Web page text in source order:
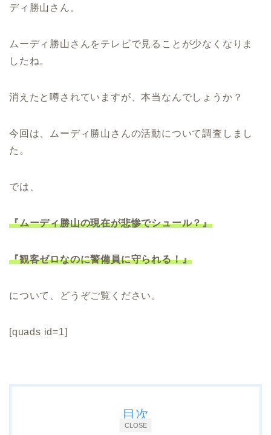
ディ勝山さん。
ムーディ勝山さんをテレビで見ることが少なくなりま
したね。
消えたと噂されていますが、本当なんでしょうか？
今回は、ムーディ勝山さんの活動について調査しまし
た。
では、
『ムーディ勝山の現在が悲惨でシュール？』
『観客ゼロなのに警備員に守られる！』
について、どうぞご覧ください。
[quads id=1]
CLOSE
目次